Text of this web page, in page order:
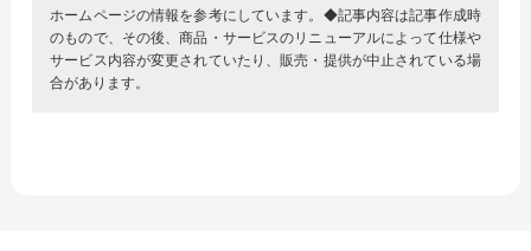
ホームページの情報を参考にしています。◆記事内容は記事作成時
のもので、その後、商品・サービスのリニューアルによって仕様や
サービス内容が変更されていたり、販売・提供が中止されている場
合があります。